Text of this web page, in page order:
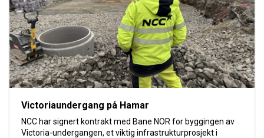
Victoriaundergang på Hamar
NCC har signert kontrakt med Bane NOR for byggingen av
Victoria-undergangen, et viktig infrastrukturprosjekt i